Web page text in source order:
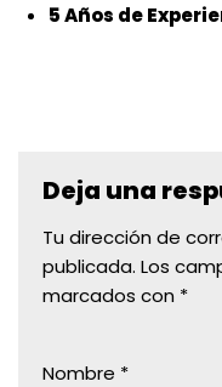
5 Años de
Deja una
Tu dirección de
publicada. Los
marcados con *
Nombre *